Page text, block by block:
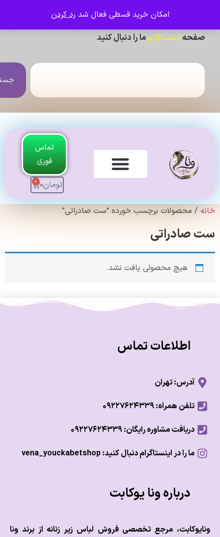
امکان خرید قسطی فعال شدرد کردن
اینستاگرامما را دنبال کنید
جستجو
تماس
فوری
0
برچسب خورده “ست صادراتی”
هیچ محصولی یافت نشد.
اطلاعات تماس
آدرس: تهران
تلفن همراه: ۰۹۲۲۷۶۲۴۳۳۹
دریافت مشاوره رایگان: ۰۹۲۲۷۶۲۴۳۳۹
ما را در اینستاگرام دنبال کنید: vena_youckabetshop
درباره ونا یوکابت
مرجع تخصصی فروش لباس زیر زنانه از برند ونا